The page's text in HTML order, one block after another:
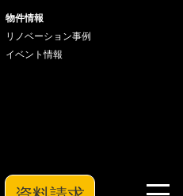
物件情報
リノベーション事例
イベント情報